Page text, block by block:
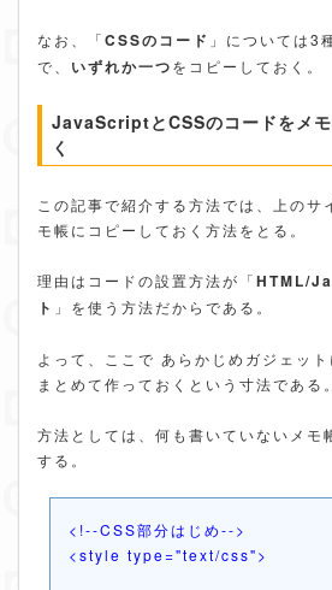
なお、「CSSのコード 」については3
で、 いずれか一つをコピーしておく。
JavaScriptとCSSのコードをメ
く
この記事で紹介する方法では、上のサ
モ帳にコピーしておく方法をとる。
理由はコードの設置方法が「HTML/
ト 」を使う方法だからである。
よって、ここで あらかじめガジェッ
まとめて作っておくという寸法である。
方法としては、何も書いていないメモ
する。
<!--CSS部分はじめ-->
<style type="text/css">